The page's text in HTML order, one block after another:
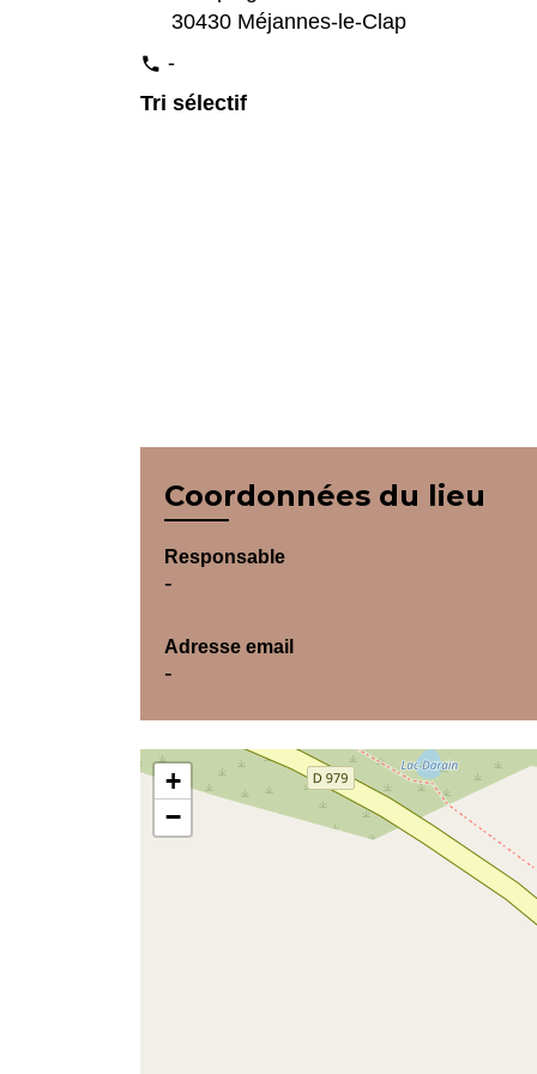
30430 Méjannes-le-Clap
phone -
Tri sélectif
Coordonnées du lieu
Responsable
-
Adresse email
-
+
−